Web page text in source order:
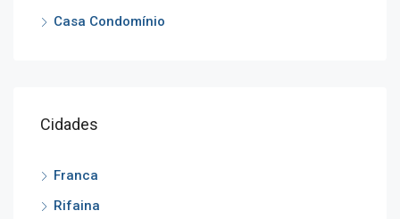
Casa Condomínio
Cidades
Franca
Rifaina